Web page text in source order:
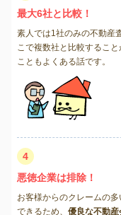
最大6社と比較！
素人では1社のみの不動産
こで複数社と比較するこ
こともよくある話です。
4
悪徳企業は排除！
お客様からのクレームの
できるため、 優良な不動産